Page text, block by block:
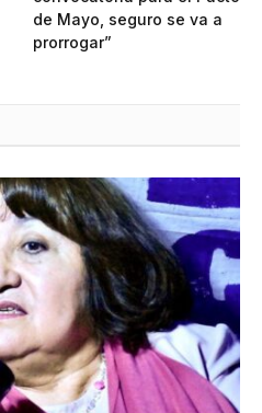
de Mayo, seguro se va a
prorrogar”